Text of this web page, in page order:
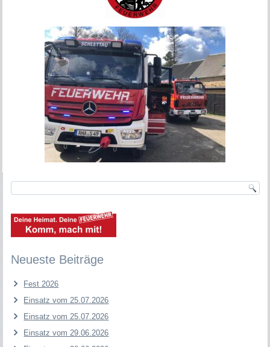
Neueste Beiträge
Fest 2026
Einsatz vom 25.07.2026
Einsatz vom 25.07.2026
Einsatz vom 29.06.2026